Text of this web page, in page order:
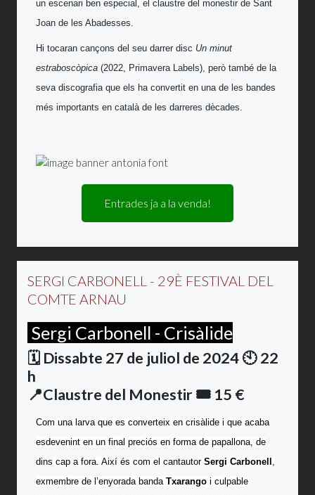
un escenari ben especial, el claustre del monestir de Sant
Joan de les Abadesses.
Hi tocaran cançons del seu darrer disc Un minut
estraboscòpica (2022, Primavera Labels), però també de la
seva discografia que els ha convertit en una de les bandes
més importants en català de les darreres dècades.
Entrades ja a la venda!
SERGI CARBONELL - 29È FESTIVAL DEL
COMTE ARNAU
Sergi Carbonell - Crisàlide
🗓️ Dissabte 27 de juliol de 2024 🕙 22
h
📍Claustre del Monestir 🎟️ 15 €
Com una larva que es converteix en crisàlide i que acaba
esdevenint en un final preciós en forma de papallona, de
dins cap a fora. Així és com el cantautor Sergi Carbonell ,
exmembre de l’enyorada banda Txarango i culpable